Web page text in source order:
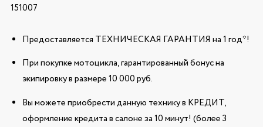
151007
Предоставляется ТЕХНИЧЕСКАЯ ГАРАНТИЯ на 1 год*!
При покупке мотоцикла, гарантированный бонус на
экипировку в размере 10 000 руб.
Вы можете приобрести данную технику в КРЕДИТ,
оформление кредита в салоне за 10 минут! (более 3